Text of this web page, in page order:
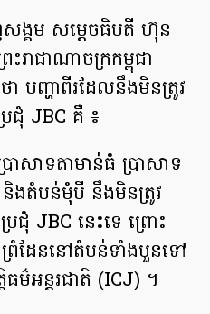
គម សម្តេចធិបតី ហ៊ុន
ះរាជាណាចក្រ​កម្ពុជា
ា បញ្ហាពីរដែលនឹងមិនត្រូវ
រជុំ JBC គឺ ៖
រាសាទតាមាន់ធំ ប្រាសាទ
និងតំបន់មុំបី នឹងមិនត្រូវ
ជុំ JBC នេះទេ ព្រោះ
ព្រំដែននៅតំបន់ទាំងបួនទៅ
ម៌អន្តរជាតិ (ICJ) ។